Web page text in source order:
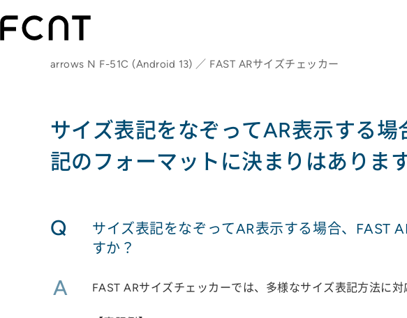
arrows N F-51C (Android 13) ／ FAST ARサイズチェッカー
サイズ表記をなぞってAR表示する
記のフォーマットに決まりはありま
Q
サイズ表記をなぞってAR表示する場合、FAST
すか？
A FAST ARサイズチェッカーでは、多様なサイズ表記方法に